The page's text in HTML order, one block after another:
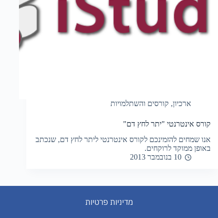
ארכיון, קורסים והשתלמויות
קורס אינטרנטי "יתר לחץ דם"
אנו שמחים להזמינכם לקורס אינטרנטי ליתר לחץ דם, שנכתב
באופן ממוקד לרוקחים.
10 בנובמבר 2013
מדיניות פרטיות